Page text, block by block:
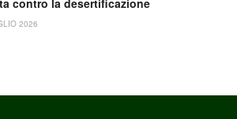
contro la desertificazione
2026